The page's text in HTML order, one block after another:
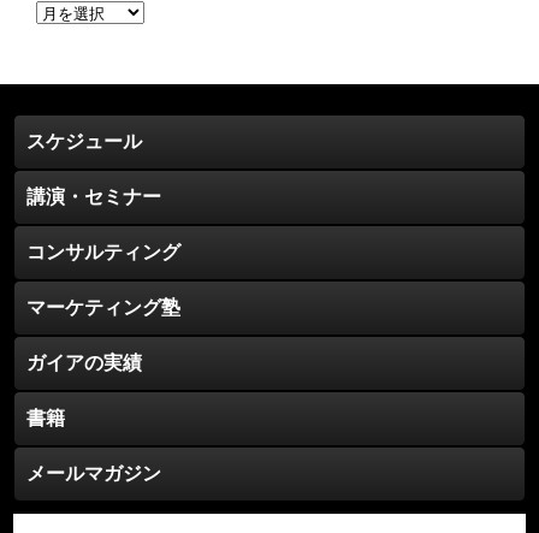
ア
イ
ブ
スケジュール
講演・セミナー
コンサルティング
マーケティング塾
ガイアの実績
書籍
メールマガジン